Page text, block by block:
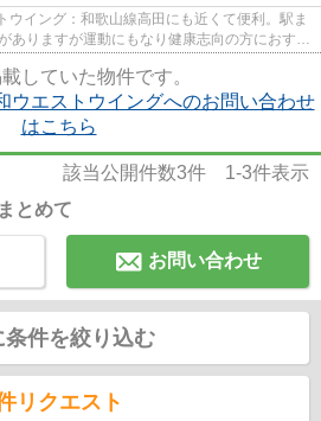
ウイング：和歌山線高田にも近くて便利。駅ま
ありますが運動にもなり健康志向の方におすす
していた物件です。
ウエストウイングへのお問い合わせ
はこちら
該当公開件数3件 1-3件表示
とめて
お問い合わせ
条件を絞り込む
リクエスト